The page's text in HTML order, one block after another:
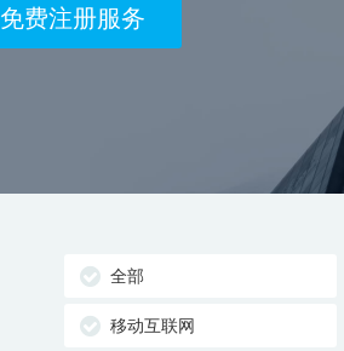
免费注册服务
全部
移动互联网